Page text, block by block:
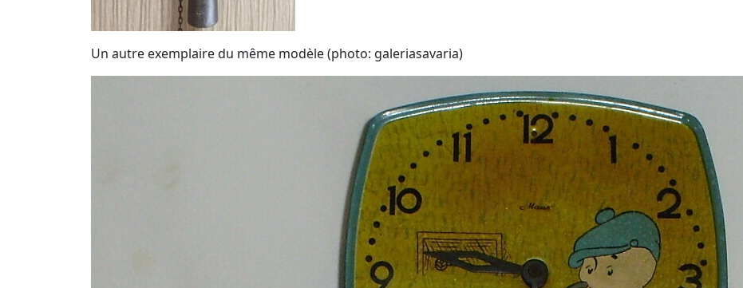
Un autre exemplaire du même modèle (photo: galeriasavaria)